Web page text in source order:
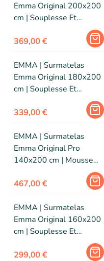
Emma Original 200x200
cm | Souplesse Et
Adaptabilité | Confort
Personnalisable | Housse
369,00 €
EMMA | Surmatelas
Emma Original 180x200
cm | Souplesse Et
Adaptabilité | Confort
Personnalisable | Housse
339,00 €
EMMA | Surmatelas
Emma Original Pro
140x200 cm | Mousse
Housse Lavable
467,00 €
EMMA | Surmatelas
Emma Original 160x200
cm | Souplesse Et
Adaptabilité | Confort
Personnalisable | Housse
299,00 €